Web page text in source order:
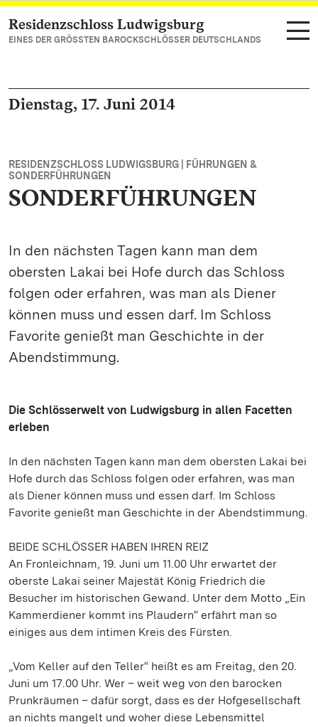
Zum Hauptinhalt springen
Residenzschloss Ludwigsburg
EINES DER GRÖSSTEN BAROCKSCHLÖSSER DEUTSCHLANDS
Dienstag, 17. Juni 2014
RESIDENZSCHLOSS LUDWIGSBURG | FÜHRUNGEN &
SONDERFÜHRUNGEN
SONDERFÜHRUNGEN
In den nächsten Tagen kann man dem
obersten Lakai bei Hofe durch das Schloss
folgen oder erfahren, was man als Diener
können muss und essen darf. Im Schloss
Favorite genießt man Geschichte in der
Abendstimmung.
Die Schlösserwelt von Ludwigsburg in allen Facetten
erleben
In den nächsten Tagen kann man dem obersten Lakai bei
Hofe durch das Schloss folgen oder erfahren, was man
als Diener können muss und essen darf. Im Schloss
Favorite genießt man Geschichte in der Abendstimmung.
BEIDE SCHLÖSSER HABEN IHREN REIZ
An Fronleichnam, 19. Juni um 11.00 Uhr erwartet der
oberste Lakai seiner Majestät König Friedrich die
Besucher im historischen Gewand. Unter dem Motto „Ein
Kammerdiener kommt ins Plaudern“ erfährt man so
einiges aus dem intimen Kreis des Fürsten.
„Vom Keller auf den Teller“ heißt es am Freitag, den 20.
Juni um 17.00 Uhr. Wer – weit weg von den barocken
Prunkräumen – dafür sorgt, dass es der Hofgesellschaft
an nichts mangelt und woher diese Lebensmittel